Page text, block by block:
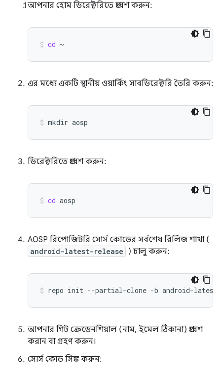
আপনার হোম ডিরেক্টরিতে প্রবেশ করুন:
cd ~
এর মধ্যে একটি স্থানীয় ওয়ার্কিং সাবডিরেক্টরি তৈরি করুন:
mkdir aosp
ডিরেক্টরিতে প্রবেশ করুন:
cd aosp
AOSP রিপোজিটরি সোর্স কোডের সর্বশেষ রিলিজ শাখা (
android-latest-release ) চালু করুন:
repo init --partial-clone -b android-
আপনার গিট ক্রেডেনশিয়াল (নাম, ইমেল ঠিকানা) প্রবেশ
করান বা গ্রহণ করুন।
সোর্স কোড সিঙ্ক করুন: